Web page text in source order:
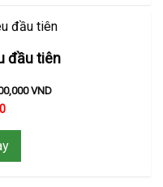
đầu tiên
VND